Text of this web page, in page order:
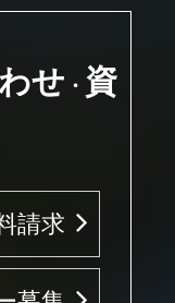
せ ・ 資
請求